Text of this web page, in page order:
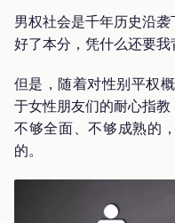
男权社会是千年历史沿
好了本分，凭什么还要
但是，随着对性别平权
于女性朋友们的耐心指
不够全面、不够成熟的
的。